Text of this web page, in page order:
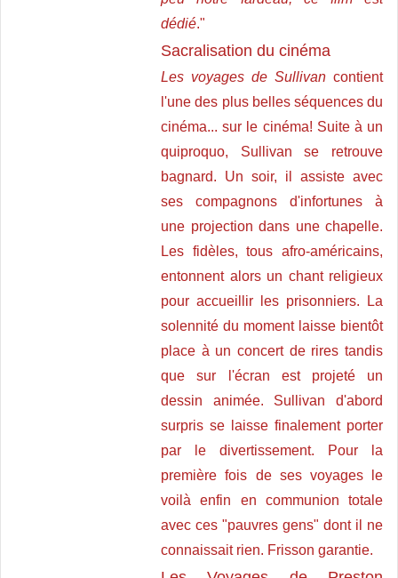
dédié."
Sacralisation du cinéma
Les voyages de Sullivan contient
l'une des plus belles séquences du
cinéma... sur le cinéma! Suite à un
quiproquo, Sullivan se retrouve
bagnard. Un soir, il assiste avec
ses compagnons d'infortunes à
une projection dans une chapelle.
Les fidèles, tous afro-américains,
entonnent alors un chant religieux
pour accueillir les prisonniers. La
solennité du moment laisse bientôt
place à un concert de rires tandis
que sur l'écran est projeté un
dessin animée. Sullivan d'abord
surpris se laisse finalement porter
par le divertissement. Pour la
première fois de ses voyages le
voilà enfin en communion totale
avec ces "pauvres gens" dont il ne
connaissait rien. Frisson garantie.